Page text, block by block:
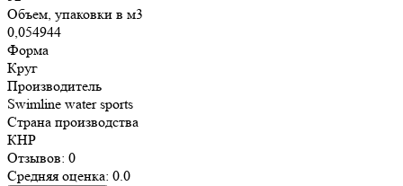
Объем, упаковки в м3
0,054944
Форма
Круг
Производитель
Swimline water sports
Страна производства
КНР
Отзывов: 0
Средняя оценка: 0.0